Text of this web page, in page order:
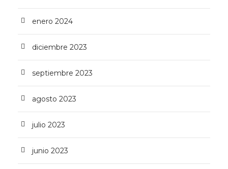
enero 2024
diciembre 2023
septiembre 2023
agosto 2023
julio 2023
junio 2023